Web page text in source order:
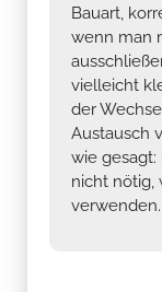
Bauart,
wenn man
vielleicht
der
Austausch
wie gesagt:
nicht nötig,
verwenden.